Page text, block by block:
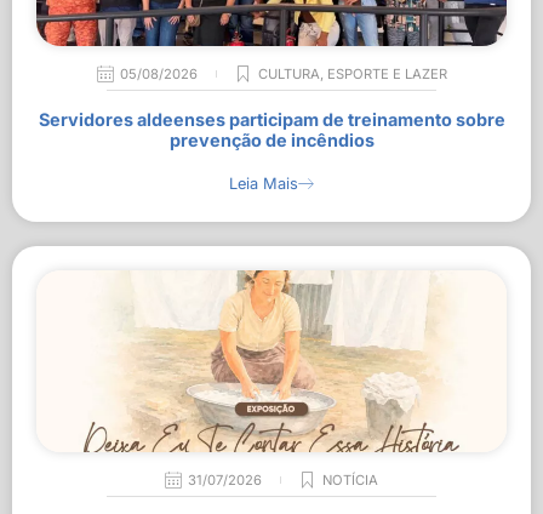
05/08/2026 CULTURA, ESPORTE E LAZER
Servidores aldeenses participam de treinamento sobre
prevenção de incêndios
Leia Mais
31/07/2026 NOTÍCIA